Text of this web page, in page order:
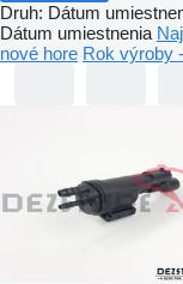
Druh: Dátum
Dátum umiestnenia
nové hore Rok výroby